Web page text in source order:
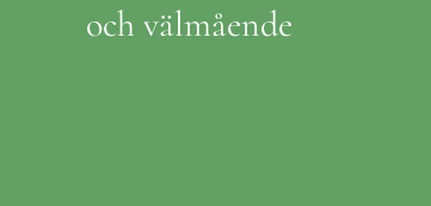
och välmående